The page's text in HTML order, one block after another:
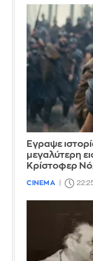
Έγραψε
μεγαλύτερη
Κρίστοφερ
CINEMA